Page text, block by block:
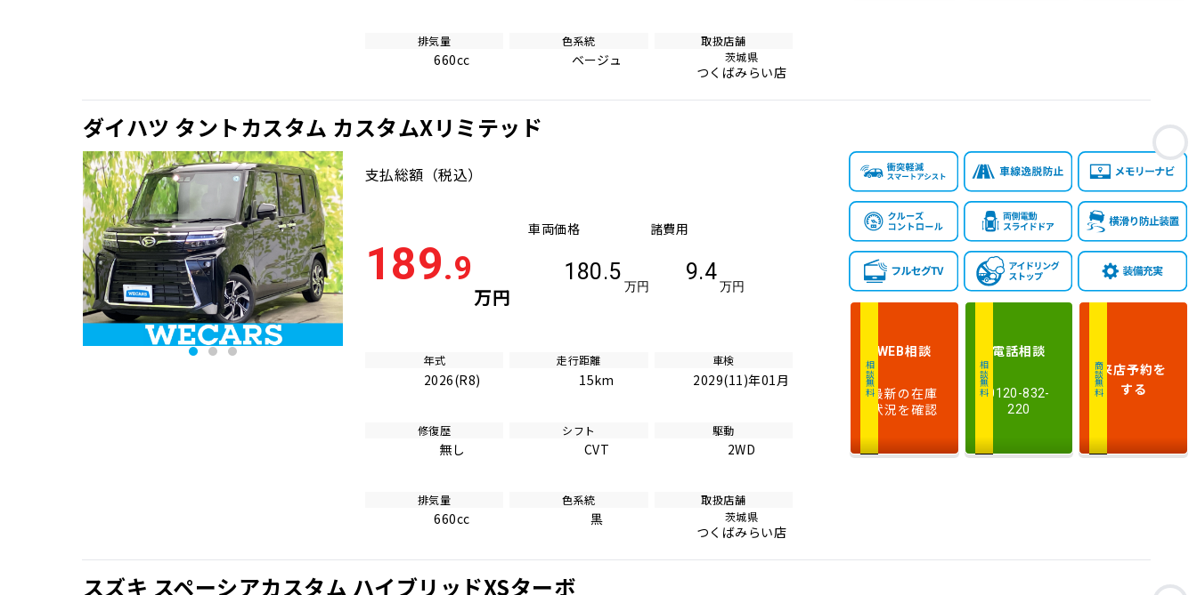
排気量
660cc
色系統
ベージュ
取扱店舗
茨城県
つくばみらい店
お
ダイハツ タントカスタム カスタムXリミテッド
支払総額 （税込）
189.9
万円
車両価格
180.5
万円
諸費用
9.4
万円
年式
2026(R8)
走行距離
15km
車検
2029(11)年01月
修復歴
無し
シフト
CVT
駆動
2WD
排気量
660cc
色系統
黒
取扱店舗
茨城県
つくばみらい店
相談無料
WEB相談
最新の在庫
状況を確認
相談無料
電話相談
0120-832-
220
商談無料来店予約を
する
スズキ スペーシアカスタム ハイブリッドXSターボ